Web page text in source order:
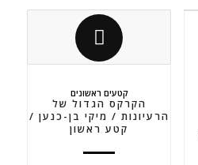
קטעים ראשונים
הקרקס הגדול של
הרעיונות / מיקי בן-כנען /
קטע ראשון